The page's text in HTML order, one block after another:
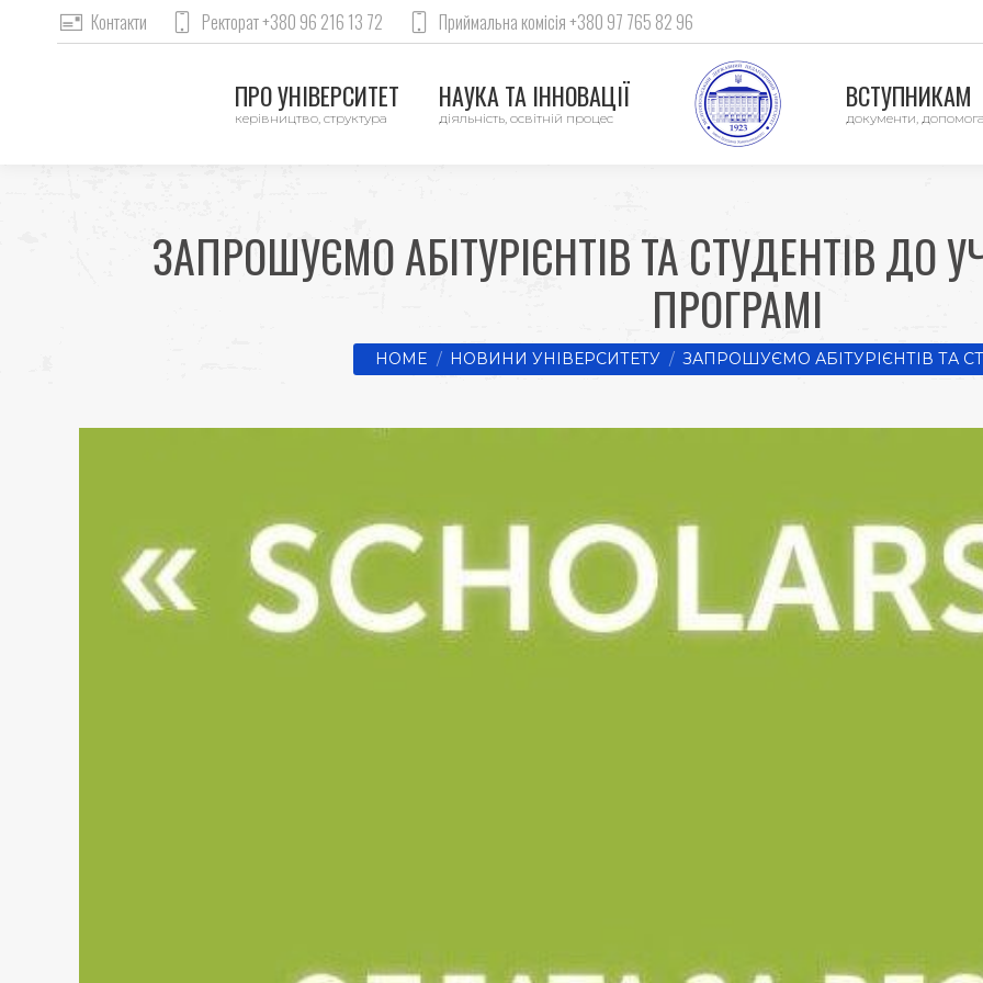
Контакти Ректорат +380 96 216 13 72 Приймальна комісія +380 97 765 82 96
ПРО УНІВЕРСИТЕТ
керівництво, структура
НАУКА ТА ІННОВАЦІЇ
діяльність, освітній процес
ВСТУПНИКАМ
документи,
ЗАПРОШУЄМО АБІТУРІЄНТІВ ТА СТУДЕНТІВ ДО
ПРОГРАМІ
You are here:
HOME НОВИНИ УНІВЕРСИТЕТУ ЗАПРОШУЄМО АБІТУРІЄНТІВ ТА